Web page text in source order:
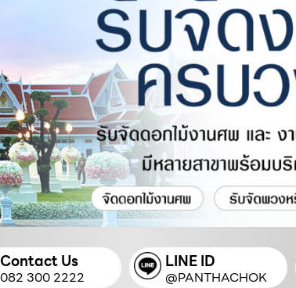
Contact Us
082 300 2222
LINE ID
@PANTHACHOK